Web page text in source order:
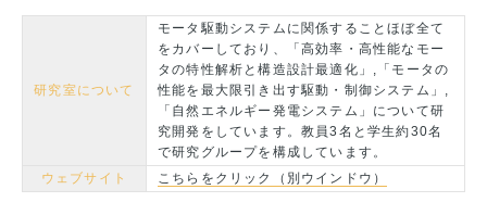
研究室について
モータ駆動システムに関係することほぼ全て
をカバーしており、「高効率・高性能なモー
タの特性解析と構造設計最適化」,「モータの
性能を最大限引き出す駆動・制御システム」,
「自然エネルギー発電システム」について研
究開発をしています。教員3名と学生約30名
で研究グループを構成しています。
ウェブサイト
こちらをクリック（別ウインドウ）